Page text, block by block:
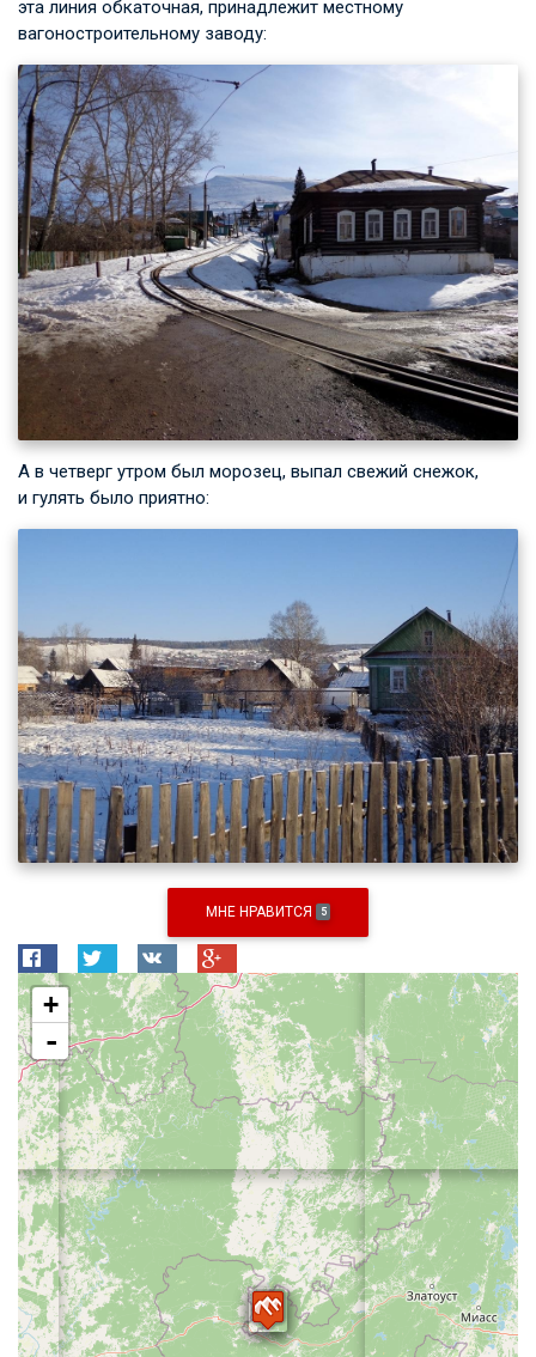
эта линия обкаточная, принадлежит местному
вагоностроительному заводу:
А в четверг утром был морозец, выпал свежий снежок,
и гулять было приятно:
МНЕ НРАВИТСЯ 5
+
-